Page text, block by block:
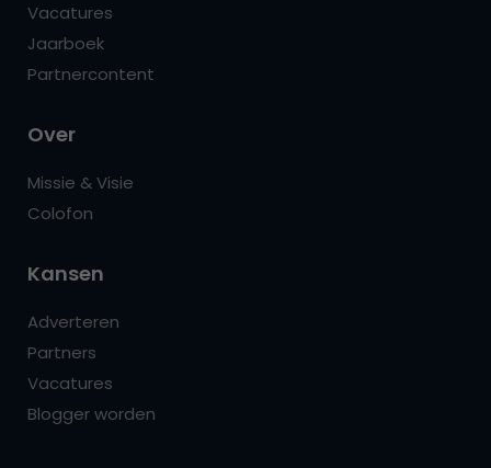
Vacatures
Jaarboek
Partnercontent
Over
Missie & Visie
Colofon
Kansen
Adverteren
Partners
Vacatures
Blogger worden